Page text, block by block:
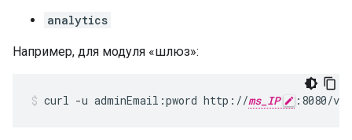
analytics
Например, для модуля «шлюз»:
curl -u adminEmail:pword http://ms_IP :8080/